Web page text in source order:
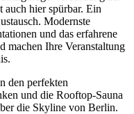
hier spürbar. Ein
Modernste
und das erfahrene
machen Ihre Veranstaltung
den perfekten
und die Rooftop-Sauna
die Skyline von Berlin.